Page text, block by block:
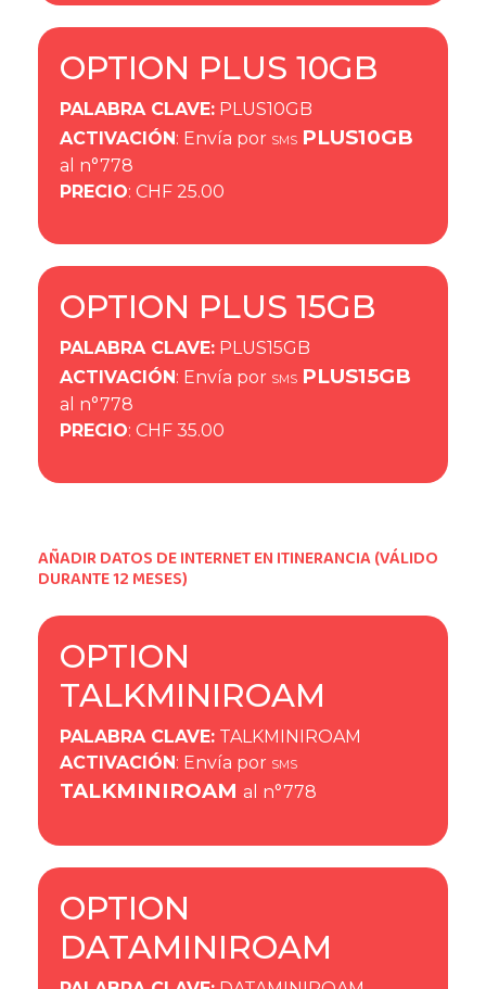
OPTION PLUS 10GB
PALABRA CLAVE: PLUS10GB
ACTIVACIÓN: Envía por SMS PLUS10GB
al n°778
PRECIO: CHF 25.00
OPTION PLUS 15GB
PALABRA CLAVE: PLUS15GB
ACTIVACIÓN: Envía por SMS PLUS15GB
al n°778
PRECIO: CHF 35.00
AÑADIR DATOS DE INTERNET EN ITINERANCIA (VÁLIDO
DURANTE 12 MESES)
OPTION
TALKMINIROAM
PALABRA CLAVE: TALKMINIROAM
ACTIVACIÓN: Envía por SMS
TALKMINIROAM al n°778
OPTION
DATAMINIROAM